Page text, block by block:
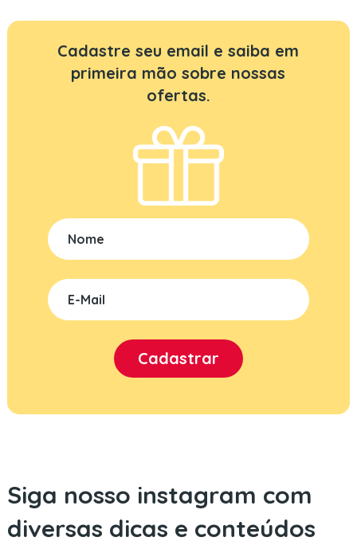
Cadastre seu email e saiba em
primeira mão sobre nossas
ofertas.
Siga nosso instagram com
diversas dicas e conteúdos